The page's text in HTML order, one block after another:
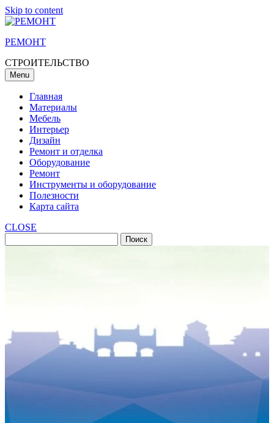
Skip to content
РЕМОНТ
СТРОИТЕЛЬСТВО
Menu
Главная
Материалы
Мебель
Интерьер
Дизайн
Ремонт и отделка
Оборудование
Ремонт
Инструменты и оборудование
Полезности
Карта сайта
CLOSE